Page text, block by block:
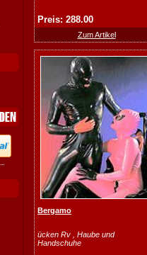
Preis: 288.00
Zum Artikel
Bergamo
ücken Rv , Haube und
Handschuhe